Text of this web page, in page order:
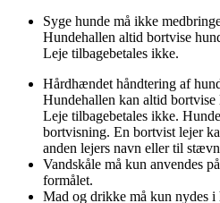
Syge hunde må ikke
Hundehallen altid bortvise
Leje tilbagebetales ikke.
Hårdhændet håndtering af
Hundehallen kan altid bortvise
Leje tilbagebetales ikke.
bortvisning. En bortvist lejer
anden lejers navn eller til
Vandskåle må kun anvendes
formålet.
Mad og drikke må kun nydes